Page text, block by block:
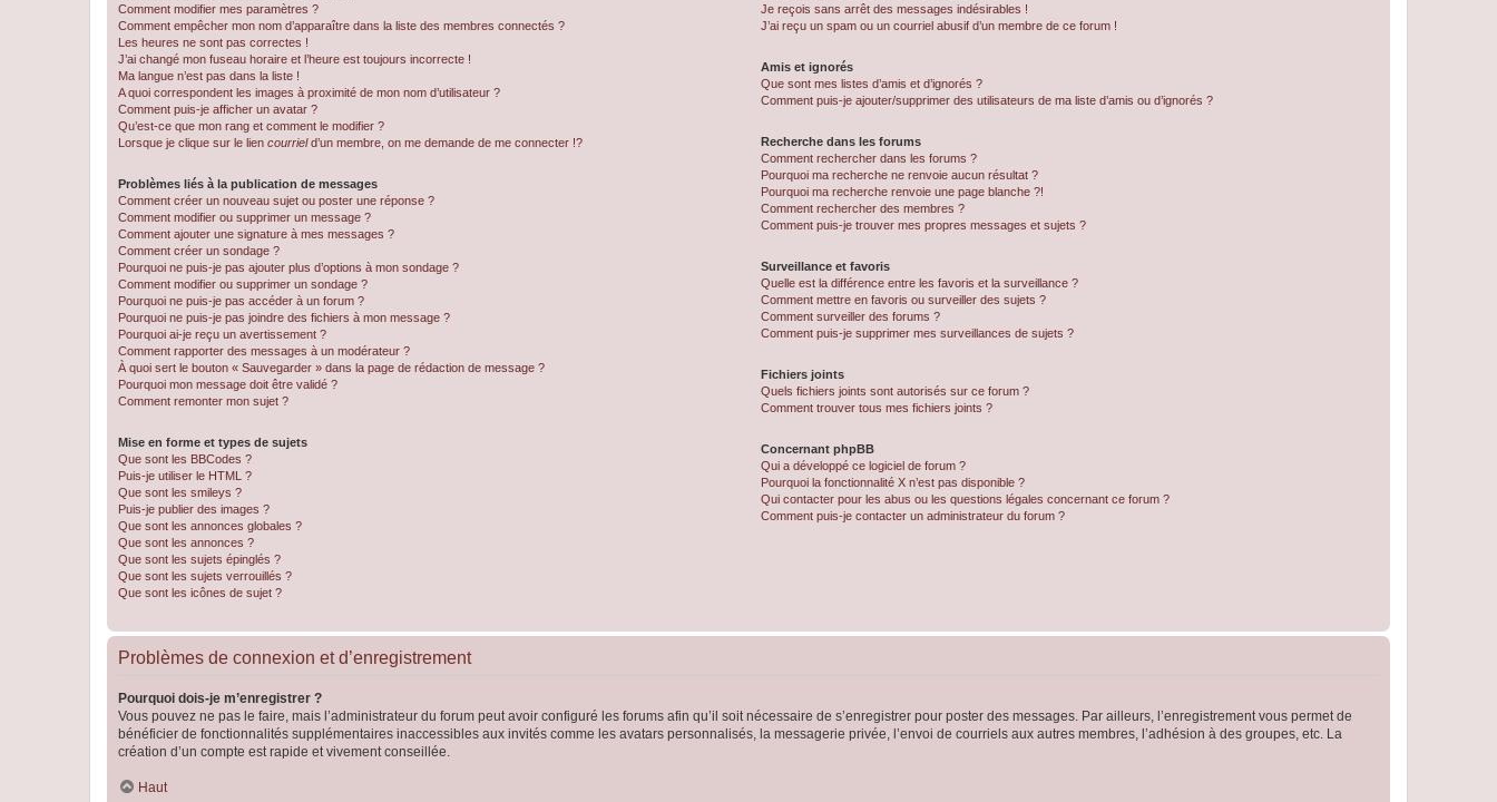
Comment modifier mes paramètres ?
Comment empêcher mon nom d’apparaître dans la liste des membres connectés ?
Les heures ne sont pas correctes !
J’ai changé mon fuseau horaire et l’heure est toujours incorrecte !
Ma langue n’est pas dans la liste !
A quoi correspondent les images à proximité de mon nom d’utilisateur ?
Comment puis-je afficher un avatar ?
Qu’est-ce que mon rang et comment le modifier ?
Lorsque je clique sur le lien courrield’un membre, on me demande de me connecter !?
Problèmes liés à la publication de messages
Comment créer un nouveau sujet ou poster une réponse ?
Comment modifier ou supprimer un message ?
Comment ajouter une signature à mes messages ?
Comment créer un sondage ?
Pourquoi ne puis-je pas ajouter plus d’options à mon sondage ?
Comment modifier ou supprimer un sondage ?
Pourquoi ne puis-je pas accéder à un forum ?
Pourquoi ne puis-je pas joindre des fichiers à mon message ?
Pourquoi ai-je reçu un avertissement ?
Comment rapporter des messages à un modérateur ?
À quoi sert le bouton « Sauvegarder » dans la page de rédaction de message ?
Pourquoi mon message doit être validé ?
Comment remonter mon sujet ?
Mise en forme et types de sujets
Que sont les BBCodes ?
Puis-je utiliser le HTML ?
Que sont les smileys ?
Puis-je publier des images ?
Que sont les annonces globales ?
Que sont les annonces ?
Que sont les sujets épinglés ?
Que sont les sujets verrouillés ?
Que sont les icônes de sujet ?
Je reçois sans arrêt des messages indésirables !
J’ai reçu un spam ou un courriel abusif d’un membre de ce forum !
Amis et ignorés
Que sont mes listes d’amis et d’ignorés ?
Comment puis-je ajouter/supprimer des utilisateurs de ma liste d’amis ou d’ignorés ?
Recherche dans les forums
Comment rechercher dans les forums ?
Pourquoi ma recherche ne renvoie aucun résultat ?
Pourquoi ma recherche renvoie une page blanche ?!
Comment rechercher des membres ?
Comment puis-je trouver mes propres messages et sujets ?
Surveillance et favoris
Quelle est la différence entre les favoris et la surveillance ?
Comment mettre en favoris ou surveiller des sujets ?
Comment surveiller des forums ?
Comment puis-je supprimer mes surveillances de sujets ?
Fichiers joints
Quels fichiers joints sont autorisés sur ce forum ?
Comment trouver tous mes fichiers joints ?
Concernant phpBB
Qui a développé ce logiciel de forum ?
Pourquoi la fonctionnalité X n’est pas disponible ?
Qui contacter pour les abus ou les questions légales concernant ce forum ?
Comment puis-je contacter un administrateur du forum ?
Problèmes de connexion et d’enregistrement
Pourquoi dois-je m’enregistrer ?
Vous pouvez ne pas le faire, mais l’administrateur du forum peut avoir configuré les forums afin qu’il soit nécessaire de s’enregistrer pour poster des messages. Par ailleurs, l’enregistrement vous permet de
bénéficier de fonctionnalités supplémentaires inaccessibles aux invités comme les avatars personnalisés, la messagerie privée, l’envoi de courriels aux autres membres, l’adhésion à des groupes, etc. La
création d’un compte est rapide et vivement conseillée.
Haut